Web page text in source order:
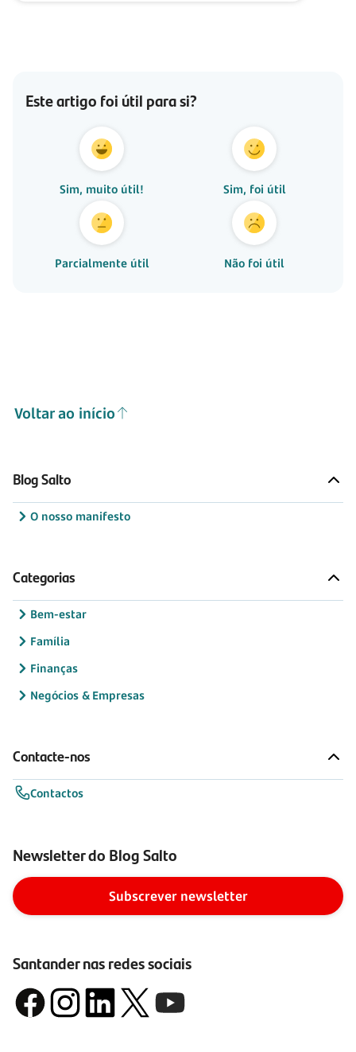
Este artigo foi útil para si?
Sim, muito útil! Sim, foi útil
Parcialmente útil Não foi útil
Voltar ao início
Blog Salto
O nosso manifesto
Categorias
Bem-estar
Família
Finanças
Negócios & Empresas
Contacte-nos
Contactos
Newsletter do Blog Salto
Subscrever newsletter
Santander nas redes sociais